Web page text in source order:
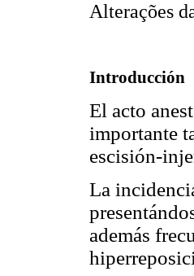
Alterações
Introducción
El acto
importante
escisión-
La
además